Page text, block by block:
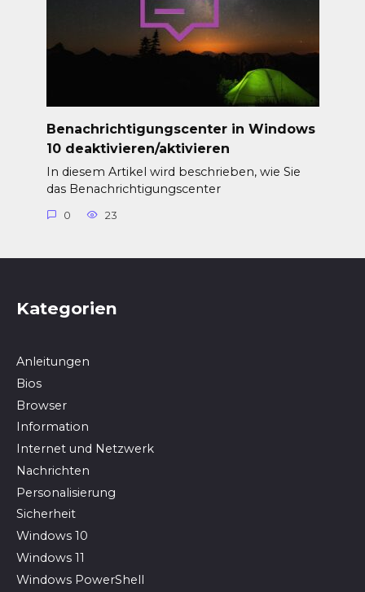
Benachrichtigungscenter in Windows
10 deaktivieren/aktivieren
In diesem Artikel wird beschrieben, wie Sie
das Benachrichtigungscenter
0 23
Kategorien
Anleitungen
Bios
Browser
In­for­ma­ti­on
Internet und Netzwerk
Nachrichten
Personalisierung
Sicherheit
Windows 10
Windows 11
Windows PowerShell